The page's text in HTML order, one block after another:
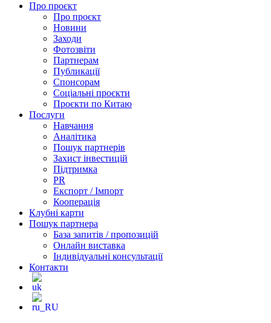
Про проєкт
Про проєкт
Новини
Заходи
Фотозвіти
Партнерам
Публикації
Спонсорам
Соціальні проєкти
Проєкти по Китаю
Послуги
Навчання
Аналітика
Пошук партнерів
Захист інвестицій
Підтримка
PR
Експорт / Імпорт
Кооперація
Клубні карти
Пошук партнера
База запитів / пропозицій
Онлайн виставка
Індивідуальні консультації
Контакти